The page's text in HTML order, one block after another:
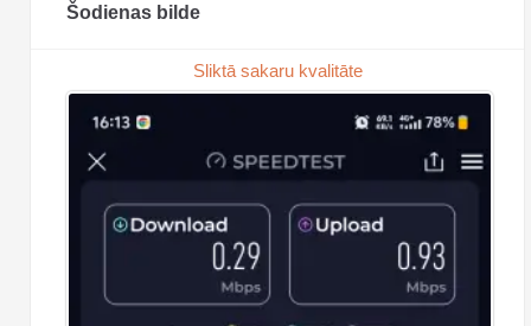
Šodienas bilde
Sliktā sakaru kvalitāte